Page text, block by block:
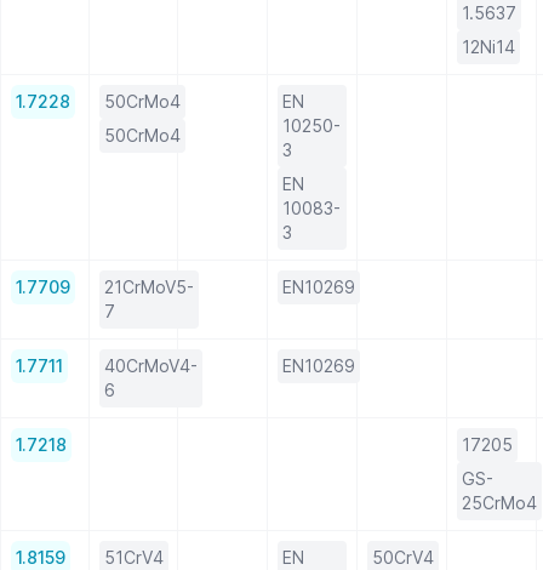
1.5637
12Ni14
1.7228
50CrMo4
50CrMo4
EN
10250-
3
EN
10083-
3
1.7709
21CrMoV5-
7
EN10269
1.7711
40CrMoV4-
6
EN10269
1.7218
17205
GS-
25CrMo4
1.8159 51CrV4
EN
50CrV4